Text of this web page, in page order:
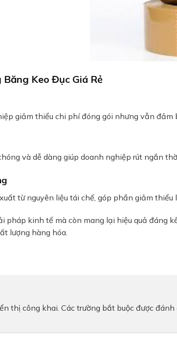
Keo Đục Giá Rẻ
giảm thiểu chi phí đóng gói nhưng vẫn đảm
và dễ dàng giúp doanh nghiệp rút ngắn
từ nguyên liệu tái chế, góp phần giảm thiểu
pháp kinh tế mà còn mang lại hiệu quả
lượng hàng hóa.
thị công khai. Các trường bắt buộc được đánh